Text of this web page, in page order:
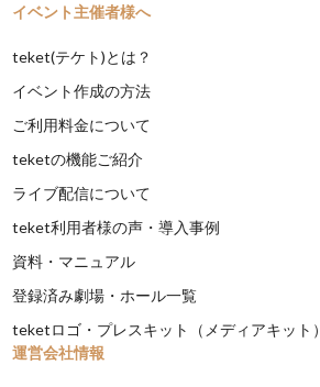
イベント主催者様へ
teket(テケト)とは？
イベント作成の方法
ご利用料金について
teketの機能ご紹介
ライブ配信について
teket利用者様の声・導入事例
資料・マニュアル
登録済み劇場・ホール一覧
teketロゴ・プレスキット（メディアキット）
運営会社情報